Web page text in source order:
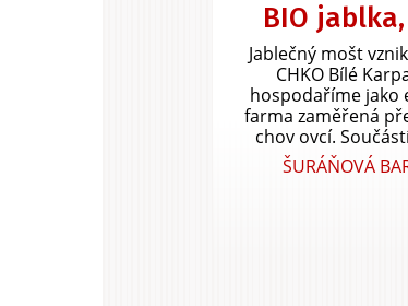
BIO
Jablečný mošt
CHKO Bílé
hospodaříme jako
farma zaměřená
chov ovcí.
ŠURÁŇOVÁ